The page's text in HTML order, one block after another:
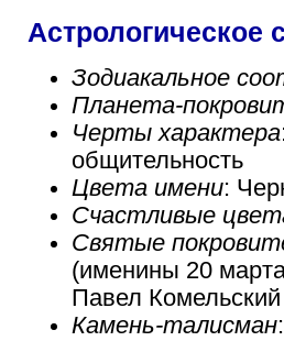
Астрологическое
Зодиакальное
Планета-
Черты характера
общительность
Цвета имени:
Счастливые
Святые
(именины 20
Павел
Камень-талисман